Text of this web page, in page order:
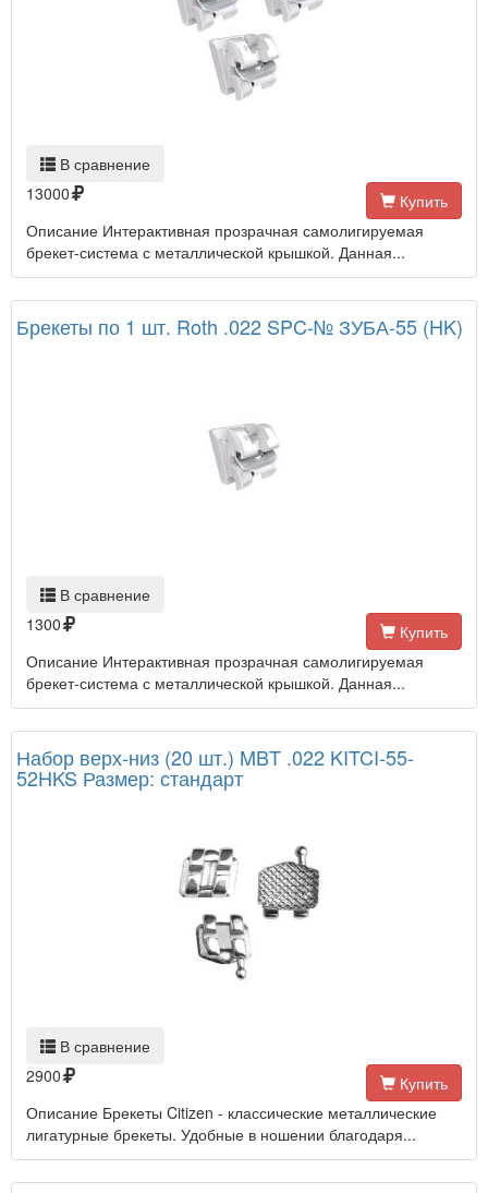
В сравнение
13000
Купить
Описание Интерактивная прозрачная самолигируемая
брекет-система с металлической крышкой. Данная...
Брекеты по 1 шт. Roth .022 SPC-№ ЗУБА-55 (HK)
В сравнение
1300
Купить
Описание Интерактивная прозрачная самолигируемая
брекет-система с металлической крышкой. Данная...
Набор верх-низ (20 шт.) MBT .022 KITCI-55-
52HKS Размер: стандарт
В сравнение
2900
Купить
Описание Брекеты Citizen - классические металлические
лигатурные брекеты. Удобные в ношении благодаря...